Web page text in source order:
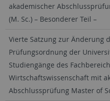
akademischer
(M. Sc.) – Besonderer Teil –
Vierte Satzung zur Änderung
Prüfungsordnung der
Studiengänge des
Wirtschaftswissenschaft mit
Abschlussprüfung Master of